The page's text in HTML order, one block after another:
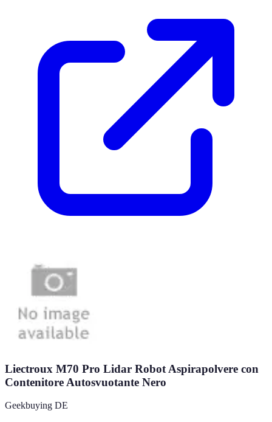
Liectroux M70 Pro Lidar Robot Aspirapolvere con
Contenitore Autosvuotante Nero
Geekbuying DE